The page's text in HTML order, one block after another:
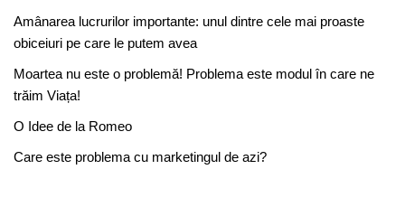
Amânarea lucrurilor importante: unul dintre cele mai proaste
obiceiuri pe care le putem avea
Moartea nu este o problemă! Problema este modul în care ne
trăim Viața!
O Idee de la Romeo
Care este problema cu marketingul de azi?